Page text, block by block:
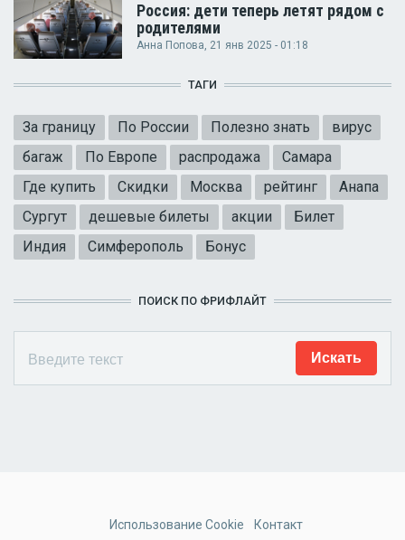
Россия: дети теперь летят рядом с
родителями
Анна Попова , 21 янв 2025 - 01:18
ТАГИ
За границу По России Полезно знать
вирус
багаж
По Европе распродажа
Самара
Где купить
Скидки Москва рейтинг
Анапа
Сургут
дешевые билеты акции
Билет
Индия
Симферополь Бонус
ПОИСК ПО ФРИФЛАЙТ
Использование Cookie Контакт